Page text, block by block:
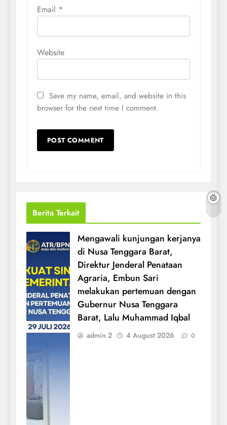
Email *
Website
Save my name, email, and website in this
browser for the next time I comment.
Berita Terkait
Mengawali kunjungan kerjanya
di Nusa Tenggara Barat,
Direktur Jenderal Penataan
Agraria, Embun Sari
melakukan pertemuan dengan
Gubernur Nusa Tenggara
Barat, Lalu Muhammad Iqbal
admin 2 4 August 2026 0